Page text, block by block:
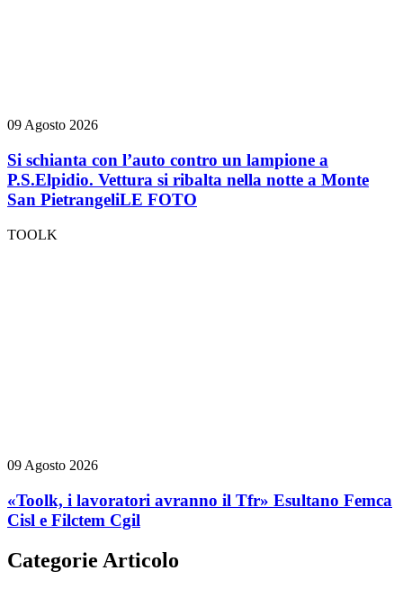
09 Agosto 2026
Si schianta con l’auto contro un lampione a
P.S.Elpidio. Vettura si ribalta nella notte a Monte
San PietrangeliLE FOTO
TOOLK
09 Agosto 2026
«Toolk, i lavoratori avranno il Tfr» Esultano Femca
Cisl e Filctem Cgil
Categorie Articolo